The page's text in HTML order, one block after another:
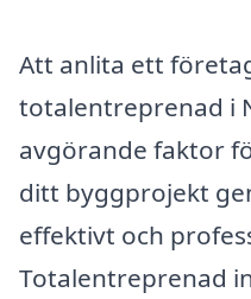
Att anlita ett
totalentreprenad i
avgörande faktor
ditt byggprojekt
effektivt och
Totalentreprenad